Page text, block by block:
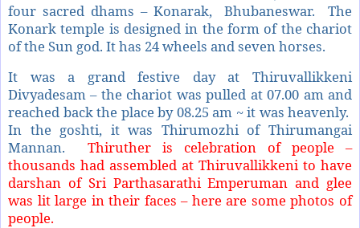
four sacred dhams – Konarak, Bhubaneswar. The
Konark temple is designed in the form of the chariot
of the Sun god. It has 24 wheels and seven horses.
It was a grand festive day at Thiruvallikkeni
Divyadesam – the chariot was pulled at 07.00 am and
reached back the place by 08.25 am ~ it was heavenly.
In the goshti, it was Thirumozhi of Thirumangai
Mannan. Thiruther is celebration of people –
thousands had assembled at Thiruvallikkeni to have
darshan of Sri Parthasarathi Emperuman and glee
was lit large in their faces – here are some photos of
people.